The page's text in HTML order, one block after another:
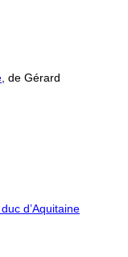
, de Gérard
d’Aquitaine